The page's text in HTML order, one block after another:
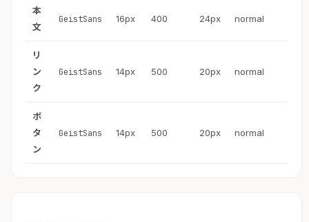
本
文
GeistSans 16px 400 24px normal
リ
ン
ク
GeistSans 14px 500 20px normal
ボ
タ
ン
GeistSans 14px 500 20px normal